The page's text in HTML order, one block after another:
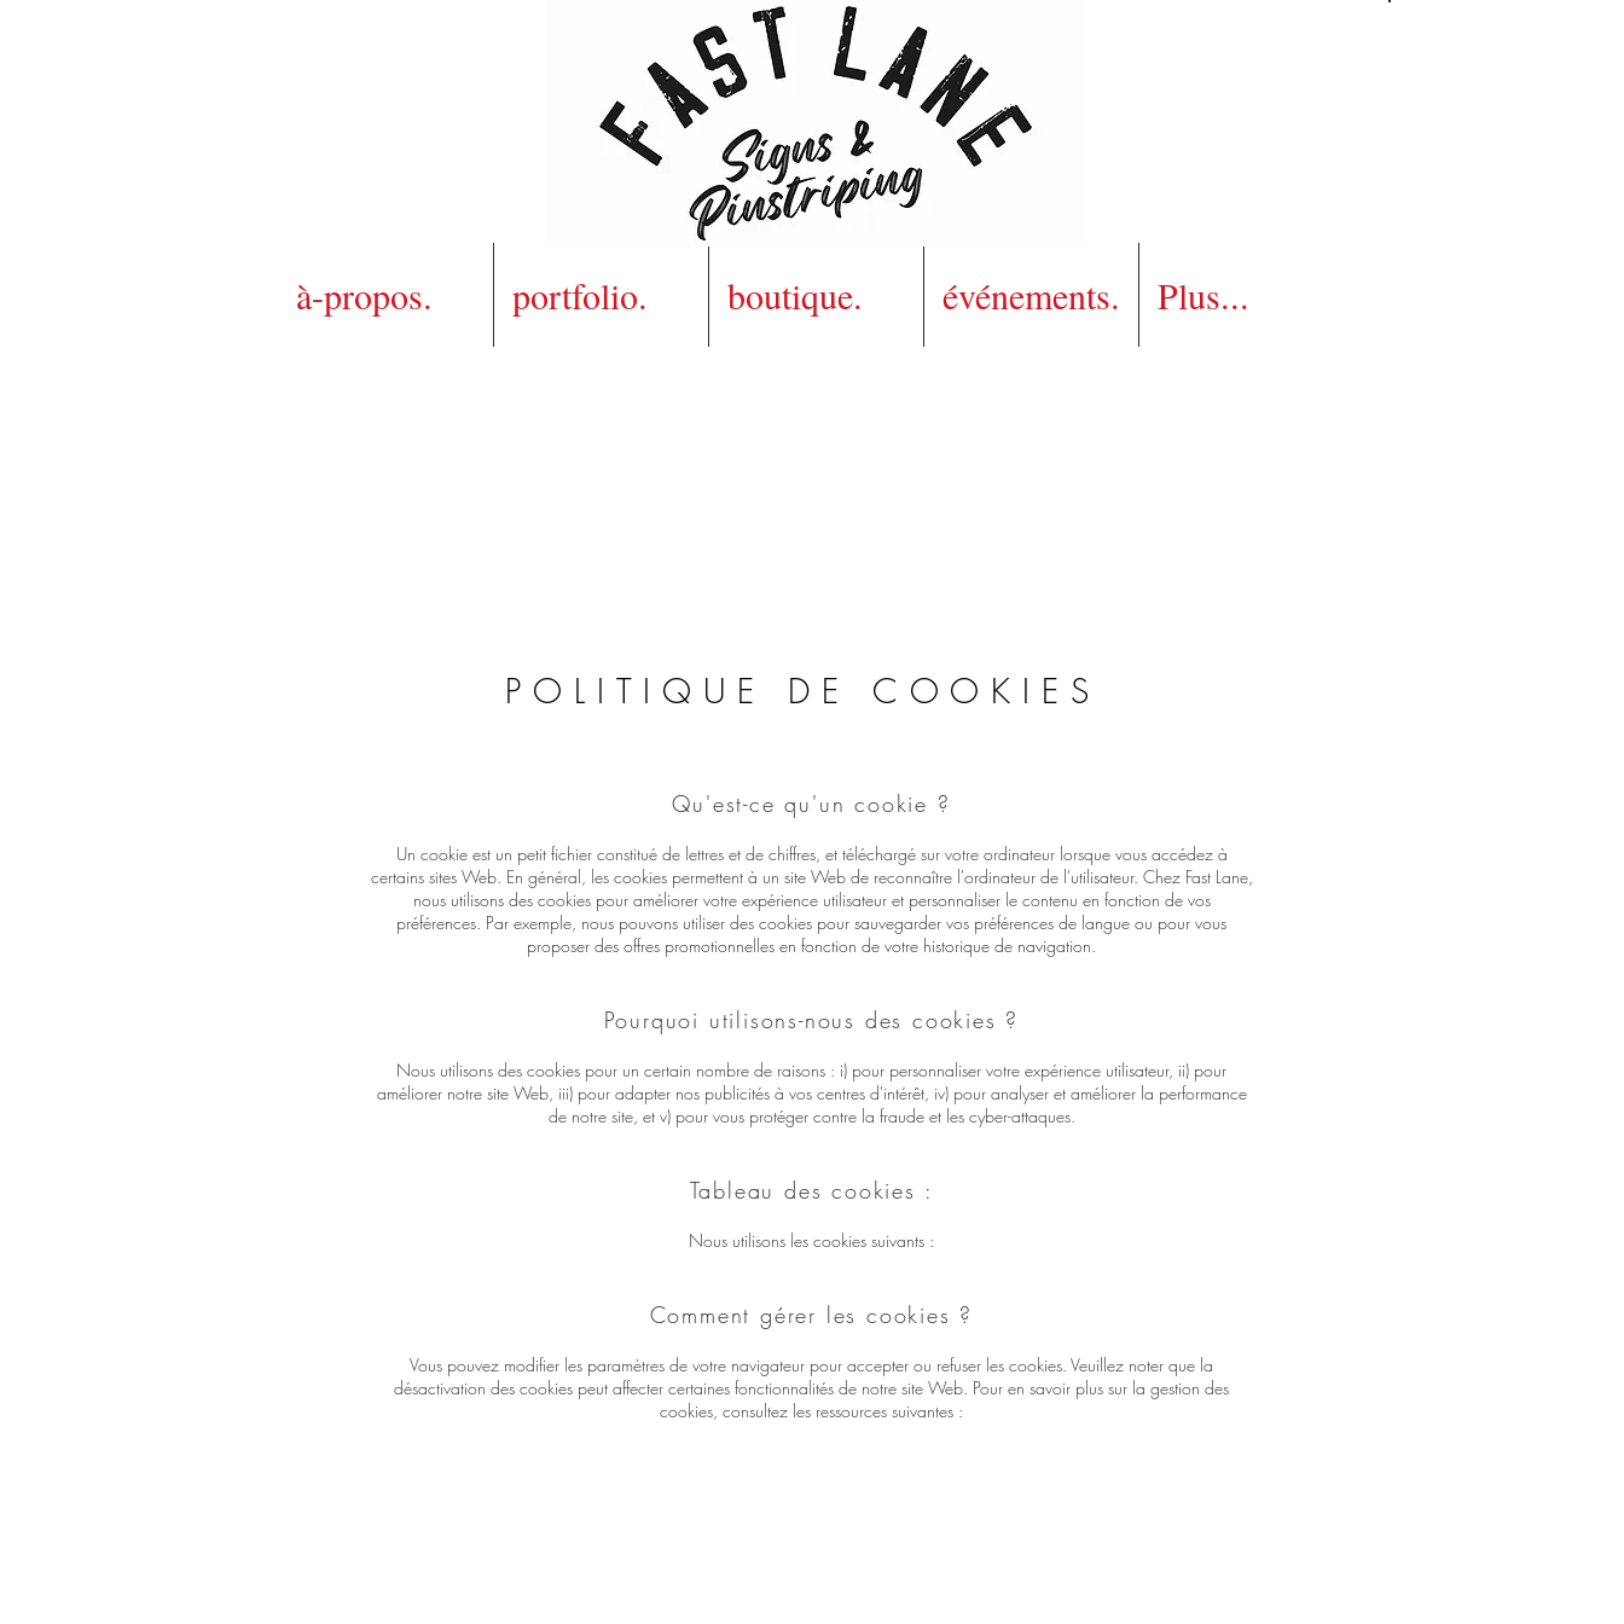
à-propos. portfolio. boutique. événements. Plus...
POLITIQUE DE COOKIES
Qu'est-ce qu'un cookie ?
Un cookie est un petit fichier constitué de lettres et de chiffres, et téléchargé sur votre ordinateur lorsque vous accédez à
certains sites Web. En général, les cookies permettent à un site Web de reconnaître l'ordinateur de l'utilisateur. Chez Fast Lane,
nous utilisons des cookies pour améliorer votre expérience utilisateur et personnaliser le contenu en fonction de vos
préférences. Par exemple, nous pouvons utiliser des cookies pour sauvegarder vos préférences de langue ou pour vous
proposer des offres promotionnelles en fonction de votre historique de navigation.
Pourquoi utilisons-nous des cookies ?
Nous utilisons des cookies pour un certain nombre de raisons : i) pour personnaliser votre expérience utilisateur, ii) pour
améliorer notre site Web, iii) pour adapter nos publicités à vos centres d'intérêt, iv) pour analyser et améliorer la performance
de notre site, et v) pour vous protéger contre la fraude et les cyber-attaques.
Tableau des cookies :
Nous utilisons les cookies suivants :
Comment gérer les cookies ?
Vous pouvez modifier les paramètres de votre navigateur pour accepter ou refuser les cookies. Veuillez noter que la
désactivation des cookies peut affecter certaines fonctionnalités de notre site Web. Pour en savoir plus sur la gestion des
cookies, consultez les ressources suivantes :